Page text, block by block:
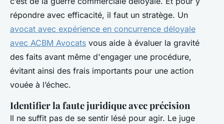
répondre avec efficacité, il faut un stratège. Un
avocat avec expérience en concurrence déloyale
avec ACBM Avocats vous aide à évaluer la gravité
des faits avant même d'engager une procédure,
évitant ainsi des frais importants pour une action
vouée à l’échec.
Identifier la faute juridique avec précision
Il ne suffit pas de se sentir lésé pour agir. Le juge